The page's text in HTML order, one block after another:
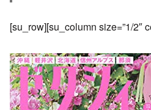
[su_row][su_column size=”1/2″